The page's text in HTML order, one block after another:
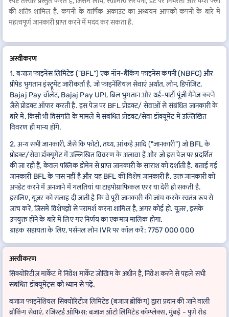
की शक्ति शामिल है. कंपनी के वार्षिक अकाउंट का अध्ययन आपको कंपनी के बारे में
महत्वपूर्ण जानकारी प्राप्त करने में मदद कर सकता है.
अस्वीकरण
1. बजाज फाइनेंस लिमिटेड ("BFL") एक नॉन-बैंकिंग फाइनेंस कंपनी (NBFC) और
प्रीपेड भुगतान इंस्ट्रूमेंट जारीकर्ता है, जो फाइनेंशियल सेवाएं अर्थात, लोन, डिपॉज़िट,
Bajaj Pay वॉलेट, Bajaj Pay UPI, बिल भुगतान और थर्ड-पार्टी पूंजी मैनेज करने
जैसे प्रोडक्ट ऑफर करती है. इस पेज पर BFL प्रोडक्ट/ सेवाओं से संबंधित जानकारी के
बारे में, किसी भी विसंगति के मामले में संबंधित प्रोडक्ट/सेवा डॉक्यूमेंट में उल्लिखित
विवरण ही मान्य होंगे.
2. अन्य सभी जानकारी, जैसे कि फोटो, तथ्य, आंकड़े आदि ("जानकारी") जो BFL के
प्रोडक्ट/सेवा डॉक्यूमेंट में उल्लिखित विवरण के अलावा हैं और जो इस पेज पर प्रदर्शित
की जा रही हैं, केवल पब्लिक डोमेन से प्राप्त जानकारी के सारांश को दर्शाती है. बताई गई
जानकारी BFL के पास नहीं है और यह BFL की विशेष जानकारी है. उक्त जानकारी को
अपडेट करने में अनजाने में गलतियां या टाइपोग्राफिकल एरर या देरी हो सकती है.
इसलिए, यूज़र को सलाह दी जाती है कि वे पूरी जानकारी की जांच करके स्वतंत्र रूप से
जांच करें, जिसमें विशेषज्ञों से परामर्श करना शामिल है, अगर कोई हो. यूज़र, इसके
उपयुक्त होने के बारे में लिए गए निर्णय का एकमात्र मालिक होगा.
ग्राहक सहायता के लिए, पर्सनल लोन IVR पर कॉल करें: 7757 000 000
अस्वीकरण
सिक्योरिटीज़ मार्केट में निवेश मार्केट जोखिम के अधीन है, निवेश करने से पहले सभी
संबंधित डॉक्यूमेंट्स को ध्यान से पढ़ें.
बजाज फाइनेंशियल सिक्योरिटीज़ लिमिटेड (बजाज ब्रोकिंग) द्वारा प्रदान की जाने वाली
ब्रोकिंग सेवाएं. रजिस्टर्ड ऑफिस: बजाज ऑटो लिमिटेड कॉम्प्लेक्स, मुंबई - पुणे रोड